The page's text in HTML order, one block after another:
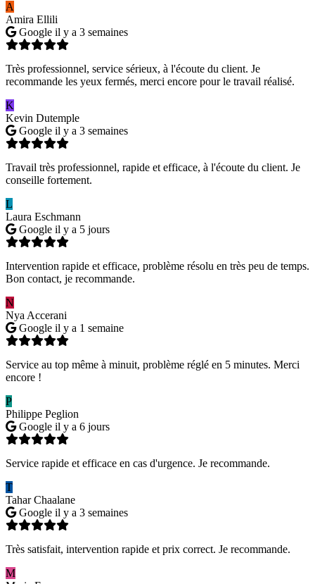
A
Amira Ellili
Google il y a 3 semaines
Très professionnel, service sérieux, à l'écoute du client. Je
recommande les yeux fermés, merci encore pour le travail réalisé.
K
Kevin Dutemple
Google il y a 3 semaines
Travail très professionnel, rapide et efficace, à l'écoute du client. Je
conseille fortement.
L
Laura Eschmann
Google il y a 5 jours
Intervention rapide et efficace, problème résolu en très peu de temps.
Bon contact, je recommande.
N
Nya Accerani
Google il y a 1 semaine
Service au top même à minuit, problème réglé en 5 minutes. Merci
encore !
P
Philippe Peglion
Google il y a 6 jours
Service rapide et efficace en cas d'urgence. Je recommande.
T
Tahar Chaalane
Google il y a 3 semaines
Très satisfait, intervention rapide et prix correct. Je recommande.
M